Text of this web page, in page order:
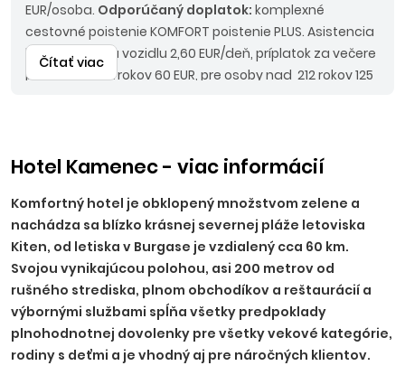
EUR/osoba. Odporúčaný doplatok: komplexné
cestovné poistenie KOMFORT poistenie PLUS. Asistencia
k motorovému vozidlu 2,60 EUR/deň, príplatok za večere
pre osoby 7-12 rokov 60 EUR, pre osoby nad 212 rokov 125
EUR.Ostatné príplatky:trezor na recepcii 2,50 EUR/deň
Čítať viac
Hotel Kamenec - viac informácií
Komfortný hotel je obklopený množstvom zelene a
nachádza sa blízko krásnej severnej pláže letoviska
Kiten, od letiska v Burgase je vzdialený cca 60 km.
Svojou vynikajúcou polohou, asi 200 metrov od
rušného strediska, plnom obchodíkov a reštaurácií a
výbornými službami spĺňa všetky predpoklady
plnohodnotnej dovolenky pre všetky vekové kategórie,
rodiny s deťmi a je vhodný aj pre náročných klientov.